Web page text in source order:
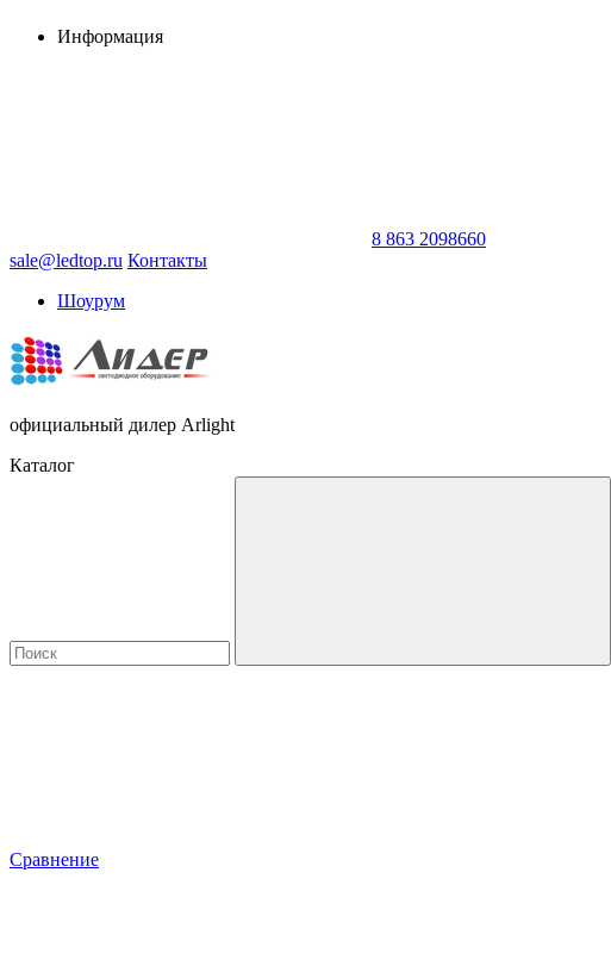
Информация
8 863 2098660
sale@ledtop.ru Контакты
Шоурум
официальный дилер Arlight
Каталог
Сравнение